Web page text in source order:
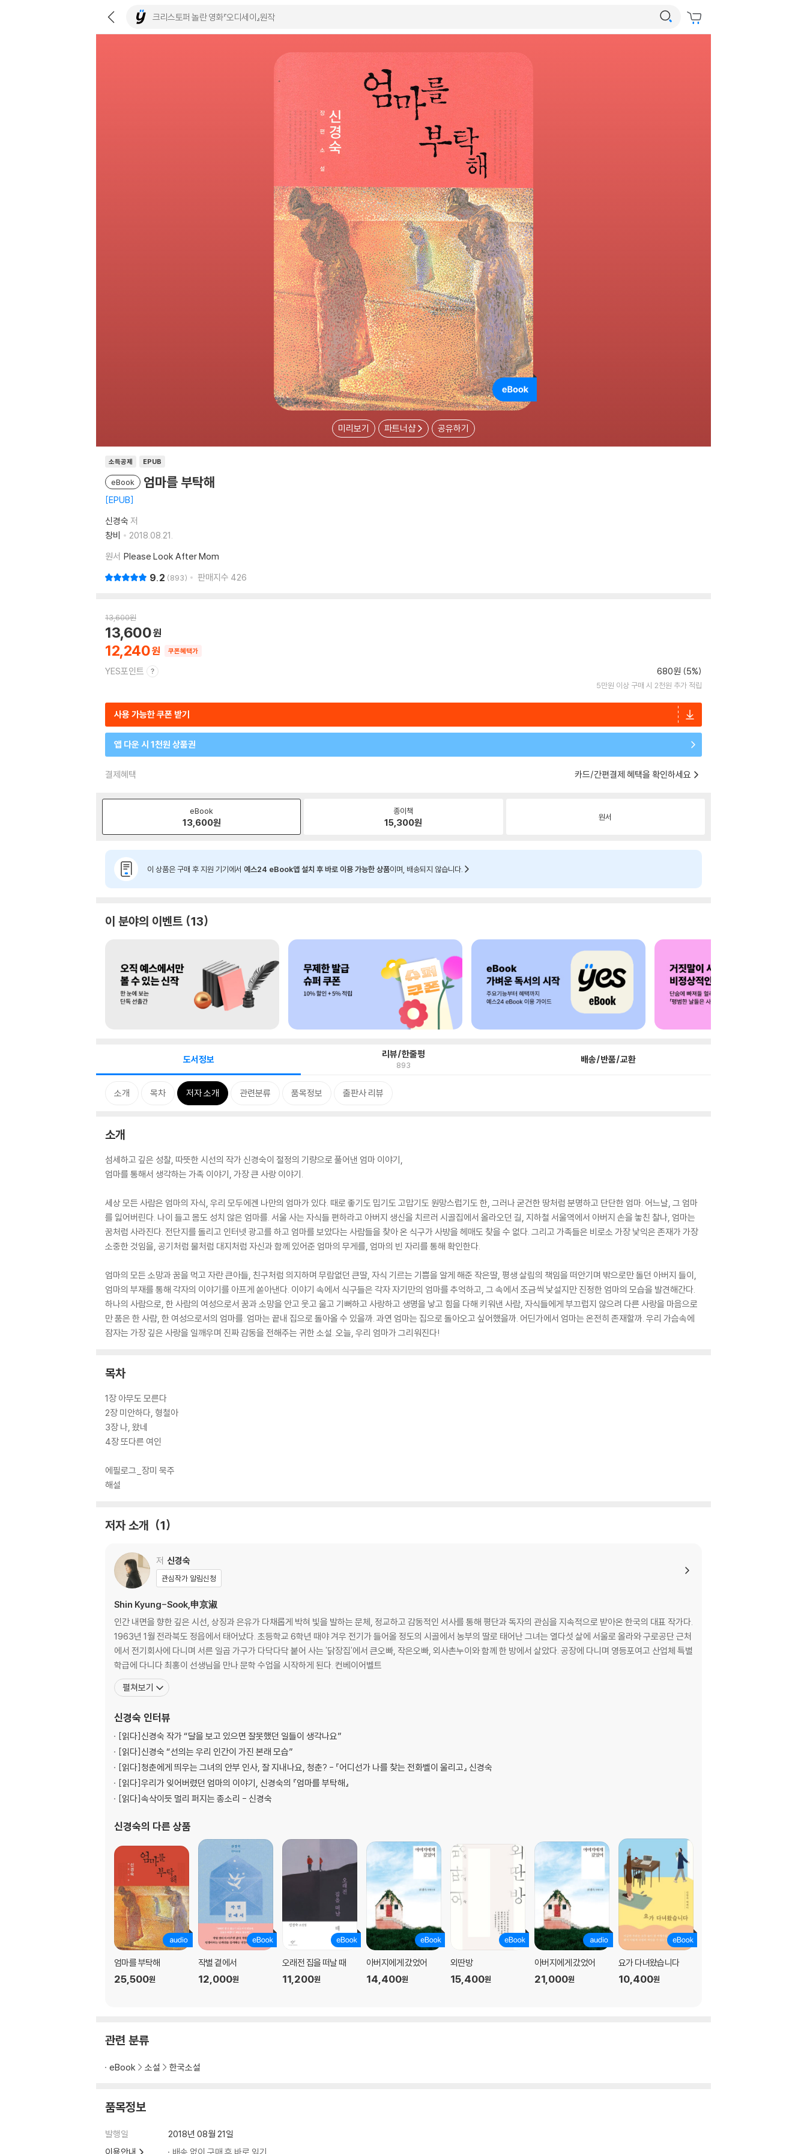
미리보기 파트너샵 공유하기
소득공제 EPUB
eBook 엄마를 부탁해
EPUB
신경숙 저
창비
2018.08.21.
원서 Please Look After Mom
9.2 893 판매지수 426
13,600원
12,240
13,600
쿠폰혜택가
YES포인트 680원 (5%)
5만원 이상 구매 시 2천원 추가 적립
사용 가능한 쿠폰 받기
앱 다운 시 1천원 상품권
결제혜택 카드/간편결제 혜택을 확인하세요
eBook
13,600원
종이책
15,300원 원서
이 상품은 구매 후 지원 기기에서 예스24 eBook앱 설치 후 바로 이용 가능한 상품이며, 배송되지 않습니다.
이 분야의 이벤트 13
도서정보 리뷰/한줄평
893 배송/반품/교환
소개 목차 저자 소개 관련분류 품목정보 출판사 리뷰
소개
섬세하고 깊은 성찰, 따뜻한 시선의 작가 신경숙이 절정의 기량으로 풀어낸 엄마 이야기,
엄마를 통해서 생각하는 가족 이야기, 가장 큰 사랑 이야기.
세상 모든 사람은 엄마의 자식, 우리 모두에겐 나만의 엄마가 있다. 때로 좋기도 밉기도 고맙기도 원망스럽기도 한, 그러나 굳건한 땅처럼 분명하고 단단한 엄마. 어느날, 그 엄마
를 잃어버린다. 나이 들고 몸도 성치 않은 엄마를. 서울 사는 자식들 편하라고 아버지 생신을 치르러 시골집에서 올라오던 길, 지하철 서울역에서 아버지 손을 놓친 찰나, 엄마는
꿈처럼 사라진다. 전단지를 돌리고 인터넷 광고를 하고 엄마를 보았다는 사람들을 찾아 온 식구가 사방을 헤매도 찾을 수 없다. 그리고 가족들은 비로소 가장 낯익은 존재가 가장
소중한 것임을, 공기처럼 물처럼 대지처럼 자신과 함께 있어준 엄마의 무게를, 엄마의 빈 자리를 통해 확인한다.
엄마의 모든 소망과 꿈을 먹고 자란 큰아들, 친구처럼 의지하며 무람없던 큰딸, 자식 기르는 기쁨을 알게 해준 작은딸, 평생 살림의 책임을 떠안기며 밖으로만 돌던 아버지 들이,
엄마의 부재를 통해 각자의 이야기를 아프게 쏟아낸다. 이야기 속에서 식구들은 각자 자기만의 엄마를 추억하고, 그 속에서 조금씩 낯설지만 진정한 엄마의 모습을 발견해간다.
하나의 사람으로, 한 사람의 여성으로서 꿈과 소망을 안고 웃고 울고 기뻐하고 사랑하고 생명을 낳고 힘을 다해 키워낸 사람, 자식들에게 부끄럽지 않으려 다른 사랑을 마음으로
만 품은 한 사람, 한 여성으로서의 엄마를. 엄마는 끝내 집으로 돌아올 수 있을까. 과연 엄마는 집으로 돌아오고 싶어했을까. 어딘가에서 엄마는 온전히 존재할까. 우리 가슴속에
잠자는 가장 깊은 사랑을 일깨우며 진짜 감동을 전해주는 귀한 소설. 오늘, 우리 엄마가 그리워진다!
목차
1장 아무도 모른다
2장 미안하다, 형철아
3장 나, 왔네
4장 또다른 여인
에필로그_장미 묵주
해설
저자 소개 1
저 신경숙
관심작가 알림신청
Shin Kyung-Sook,申京淑
인간 내면을 향한 깊은 시선, 상징과 은유가 다채롭게 박혀 빛을 발하는 문체, 정교하고 감동적인 서사를 통해 평단과 독자의 관심을 지속적으로 받아온 한국의 대표 작가다.
1963년 1월 전라북도 정읍에서 태어났다. 초등학교 6학년 때야 겨우 전기가 들어올 정도의 시골에서 농부의 딸로 태어난 그녀는 열다섯 살에 서울로 올라와 구로공단 근처
에서 전기회사에 다니며 서른 일곱 가구가 다닥다닥 붙어 사는 '닭장집'에서 큰오빠, 작은오빠, 외사촌누이와 함께 한 방에서 살았다. 공장에 다니며 영등포여고 산업체 특별
학급에 다니다 최홍이 선생님을 만나 문학 수업을 시작하게 된다. 컨베이어벨트
펼쳐보기
신경숙 인터뷰
[읽다]신경숙 작가 “달을 보고 있으면 잘못했던 일들이 생각나요”
[읽다]신경숙 “선의는 우리 인간이 가진 본래 모습”
[읽다]청춘에게 띄우는 그녀의 안부 인사, 잘 지내나요, 청춘? - 『어디선가 나를 찾는 전화벨이 울리고』 신경숙
[읽다]우리가 잊어버렸던 엄마의 이야기, 신경숙의 『엄마를 부탁해』
[읽다]속삭이듯 멀리 퍼지는 종소리 - 신경숙
신경숙의 다른 상품
엄마를 부탁해
25,500원
작별 곁에서
12,000원
오래전 집을 떠날 때
11,200원
아버지에게 갔었어
14,400원
외딴방
15,400원
아버지에게 갔었어
21,000원
요가 다녀왔습니다
10,400원
관련 분류
eBook 소설 한국소설
품목정보
발행일
2018년 08월 21일